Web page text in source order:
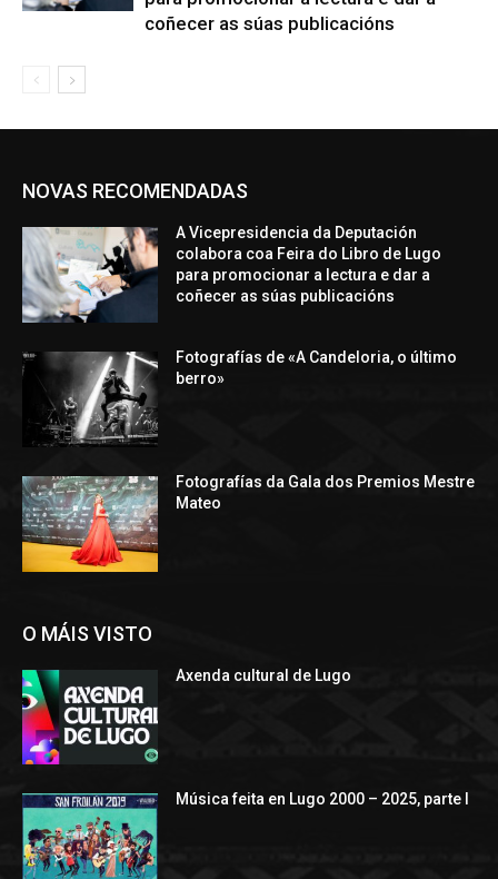
coñecer as súas publicacións
NOVAS RECOMENDADAS
A Vicepresidencia da Deputación
colabora coa Feira do Libro de Lugo
para promocionar a lectura e dar a
coñecer as súas publicacións
Fotografías de «A Candeloria, o último
berro»
Fotografías da Gala dos Premios Mestre
Mateo
O MÁIS VISTO
Axenda cultural de Lugo
Música feita en Lugo 2000 – 2025, parte I